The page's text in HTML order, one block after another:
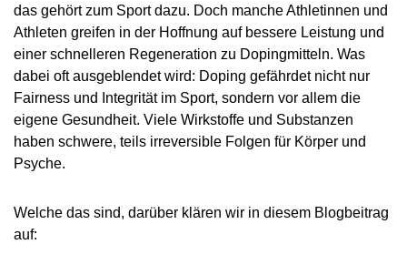
SPORTGERICHTSBARKEIT
ATHLETINNEN UND -ATHLETEN
REGELUNG FÜR TESTPOOL-ATHLETINNEN
UND -ATHLETEN
DOPINGFALLEN
BETEILIGTE AM KONTROLLPROZESS
TESTPOOLS
RISIKOGRUPPEN
MELDEPFLICHTEN
ADAMS
MEDIKATIONSKONTROLLEN BEI PFERDEN
PRESSE
BLOG
TERMINE
DOWNLOADS
WISSENSCHAFTLICHE PUBLIKATIONEN
WISSENSCENTER
FAQ
MEDIATHEK
das gehört zum Sport dazu. Doch manche Athletinnen und
Athleten greifen in der Hoffnung auf bessere Leistung und
einer schnelleren Regeneration zu Dopingmitteln. Was
dabei oft ausgeblendet wird: Doping gefährdet nicht nur
Fairness und Integrität im Sport, sondern vor allem die
eigene Gesundheit. Viele Wirkstoffe und Substanzen
haben schwere, teils irreversible Folgen für Körper und
Psyche.
Welche das sind, darüber klären wir in diesem Blogbeitrag
auf: